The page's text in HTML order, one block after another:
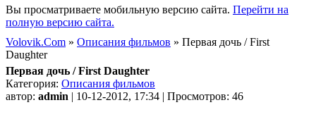
Вы просматриваете мобильную версию сайта. Перейти на
полную версию сайта.
Volovik.Com » Описания фильмов » Первая дочь / First
Daughter
Первая дочь / First Daughter
Категория: Описания фильмов
автор: admin | 10-12-2012, 17:34 | Просмотров: 46